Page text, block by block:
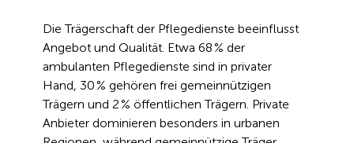
Die Trägerschaft der Pflegedienste beeinflusst
Angebot und Qualität. Etwa 68 % der
ambulanten Pflegedienste sind in privater
Hand, 30 % gehören frei gemeinnützigen
Trägern und 2 % öffentlichen Trägern. Private
Anbieter dominieren besonders in urbanen